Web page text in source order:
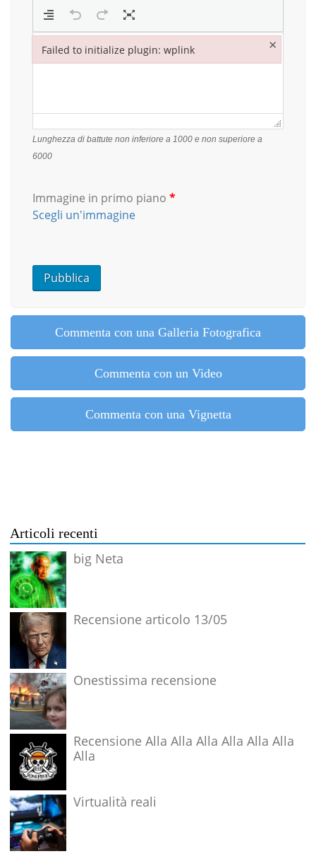
Lunghezza di battute non inferiore a 1000 e non superiore a
6000
Immagine in primo piano *
Scegli un'immagine
Commenta con una Galleria Fotografica
Commenta con un Video
Commenta con una Vignetta
Articoli recenti
big Neta
Recensione articolo 13/05
Onestissima recensione
Recensione Alla Alla Alla Alla Alla Alla
Alla
Virtualità reali
Failed to initialize plugin: wplink ×
Failed to initialize plugin: wplink